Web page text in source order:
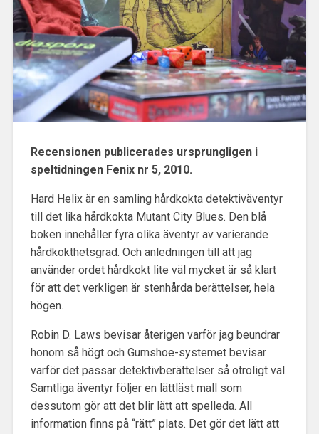
Recensionen publicerades ursprungligen i
speltidningen Fenix nr 5, 2010.
Hard Helix är en samling hårdkokta detektiväventyr
till det lika hårdkokta Mutant City Blues. Den blå
boken innehåller fyra olika äventyr av varierande
hårdkokthetsgrad. Och anledningen till att jag
använder ordet hårdkokt lite väl mycket är så klart
för att det verkligen är stenhårda berättelser, hela
högen.
Robin D. Laws bevisar återigen varför jag beundrar
honom så högt och Gumshoe-systemet bevisar
varför det passar detektivberättelser så otroligt väl.
Samtliga äventyr följer en lättläst mall som
dessutom gör att det blir lätt att spelleda. All
information finns på “rätt” plats. Det gör det lätt att